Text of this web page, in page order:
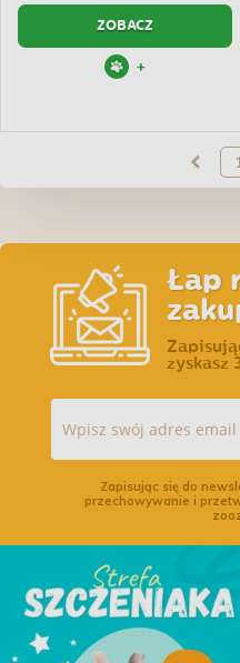
ZOBACZ
+
Łap
zyskasz
Zapisując się do
przechowywanie i